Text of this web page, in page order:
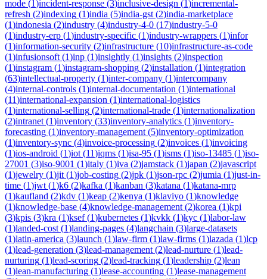
mode (1)incident-response (3)inclusive-design (1)incremental-
refresh (2)indexing (1)india (5)india-gst (2)india-marketplace
(1)indonesia (2)industry (4)industry-4-0 (17)industry-5-0
(1)industry-erp (1)industry-specific (1)industry-wrappers (1)infor
(1)information-security (2)infrastructure (10)infrastructure-as-code
(1)infusionsoft (1)inp (1)insightly (1)insights (2)inspection
(1)instagram (1)instagram-shopping (2)installation (1)integration
(63)intellectual-property (1)inter-company (1)intercompany
(4)internal-controls (1)internal-documentation (1)international
(11)international-expansion (1)international-logistics
(1)international-selling (2)international-trade (1)internationalization
(2)intranet (1)inventory (33)inventory-analytics (1)inventory-
forecasting (1)inventory-management (5)inventory-optimization
(1)inventory-sync (4)invoice-processing (2)invoices (1)invoicing
(1)ios-android (1)iot (11)iqms (1)isa-95 (1)isms (1)iso-13485 (1)iso-
27001 (3)iso-9001 (1)italy (1)iva (2)jamstack (1)japan (2)javascript
(1)jewelry (1)jit (1)job-costing (2)jpk (1)json-rpc (2)jumia (1)just-in-
time (1)jwt (1)k6 (2)kafka (1)kanban (3)katana (1)katana-mrp
(1)kaufland (2)kdv (1)keap (2)kenya (1)klaviyo (1)knowledge
(1)knowledge-base (4)knowledge-management (2)korea (1)kpi
(3)kpis (3)kra (1)ksef(1)kubernetes (1)kvkk (1)kyc (1)labor-law
(1)landed-cost (1)landing-pages (4)langchain (3)large-datasets
(1)latin-america (3)launch (1)law-firm (1)law-firms (1)lazada (1)lcp
(1)lead-generation (3)lead-management (2)lead-nurture (1)lead-
nurturing (1)lead-scoring (2)lead-tracking (1)leadership (2)lean
(1)lean-manufacturing (1)lease-accounting (1)lease-management